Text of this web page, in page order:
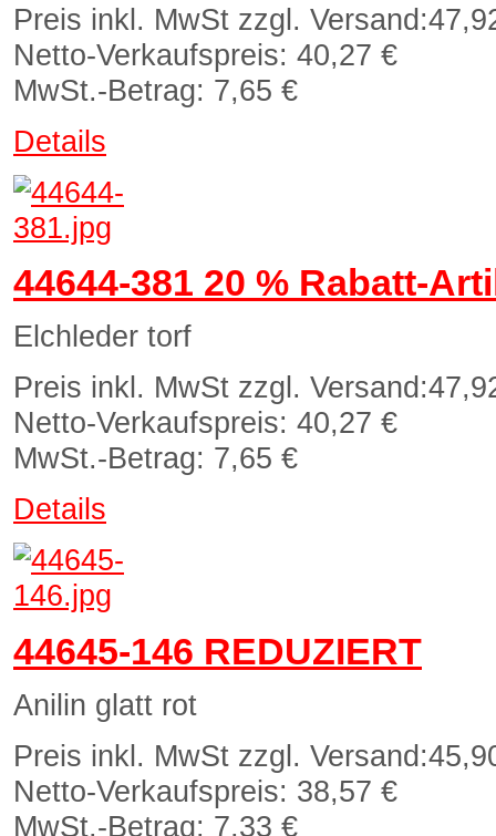
Preis inkl. MwSt zzgl. Versand:
Netto-Verkaufspreis: 40,27 €
MwSt.-Betrag: 7,65 €
Details
44644-381 20 % Rabatt-
Elchleder torf
Preis inkl. MwSt zzgl. Versand:
Netto-Verkaufspreis: 40,27 €
MwSt.-Betrag: 7,65 €
Details
44645-146 REDUZIERT
Anilin glatt rot
Preis inkl. MwSt zzgl. Versand:
Netto-Verkaufspreis: 38,57 €
MwSt.-Betrag: 7,33 €